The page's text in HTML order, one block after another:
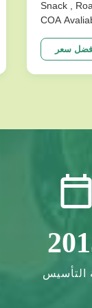
Snack ,
COA
on the
our
braod
سعر
التأسيس